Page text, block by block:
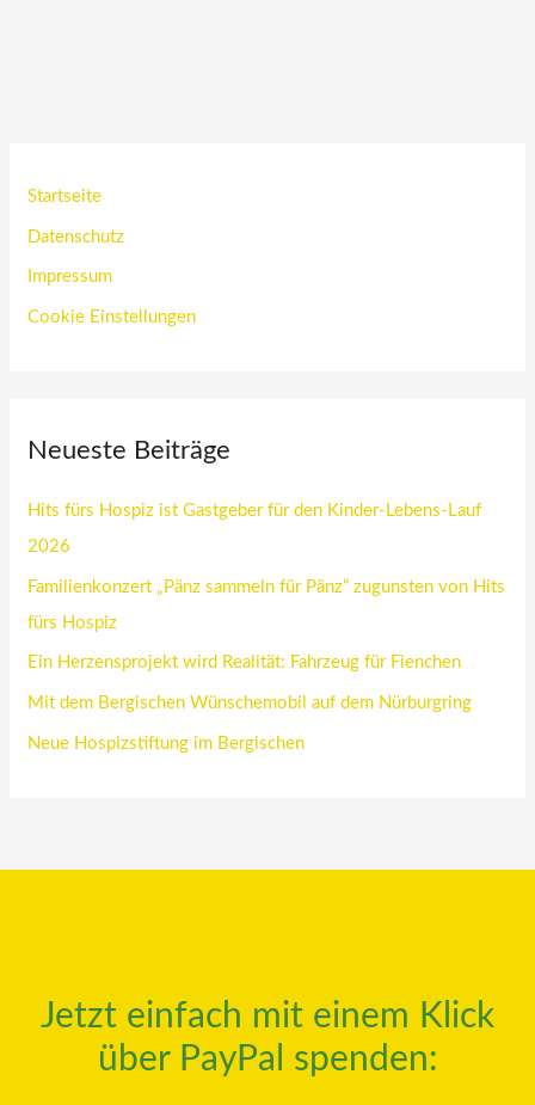
Startseite
Datenschutz
Impressum
Cookie Einstellungen
Neueste Beiträge
Hits fürs Hospiz ist Gastgeber für den Kinder-Lebens-Lauf
2026
Familienkonzert „Pänz sammeln für Pänz“ zugunsten von Hits
fürs Hospiz
Ein Herzensprojekt wird Realität: Fahrzeug für Fienchen
Mit dem Bergischen Wünschemobil auf dem Nürburgring
Neue Hospizstiftung im Bergischen
Jetzt einfach mit einem Klick
über PayPal spenden: